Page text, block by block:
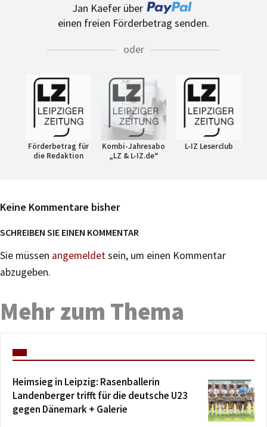
Jan Kaefer über
einen freien Förderbetrag senden.
oder
Förderbetrag für
die Redaktion
Kombi-Jahresabo
„LZ & L-IZ.de“
L-IZ Leserclub
Keine Kommentare bisher
SCHREIBEN SIE EINEN KOMMENTAR
Sie müssen angemeldetsein, um einen Kommentar
abzugeben.
Mehr zum Thema
Heimsieg in Leipzig: Rasenballerin
Landenberger trifft für die deutsche U23
gegen Dänemark + Galerie